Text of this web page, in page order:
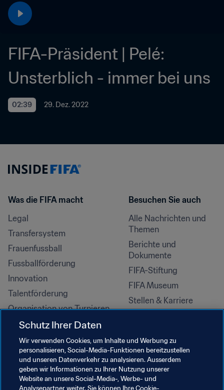
FIFA-Präsident | Pelé:
Unsterblich - immer bei uns
02:39 29. Dez. 2022
Was die FIFA macht
Legal
Transfersystem
Frauenfussball
Fussballförderung
Innovation
Talentförderung
Organisation von Turnieren
Nachhaltigkeit
Menschenrechte und
Antidiskriminierung
Gesundheit und Medizin
Bildungsinitiativen
Besuchen Sie auch
Alle Nachrichten und
Themen
Berichte und
Dokumente
FIFA-Stiftung
FIFA Museum
Stellen & Karriere
Schutz Ihrer Daten
Wir verwenden Cookies, um Inhalte und Werbung zu
personalisieren, Social-Media-Funktionen bereitzustellen
und unseren Datenverkehr zu analysieren. Ausserdem
geben wir Informationen zu Ihrer Nutzung unserer
Website an unsere Social-Media-, Werbe- und
Analysepartner weiter. Sie können Ihre Cookie-